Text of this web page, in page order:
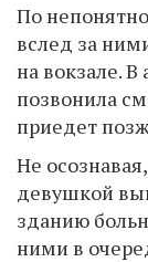
По
вслед за
на вокзале. В
позвонила
приедет
Не
девушкой
зданию
ними в